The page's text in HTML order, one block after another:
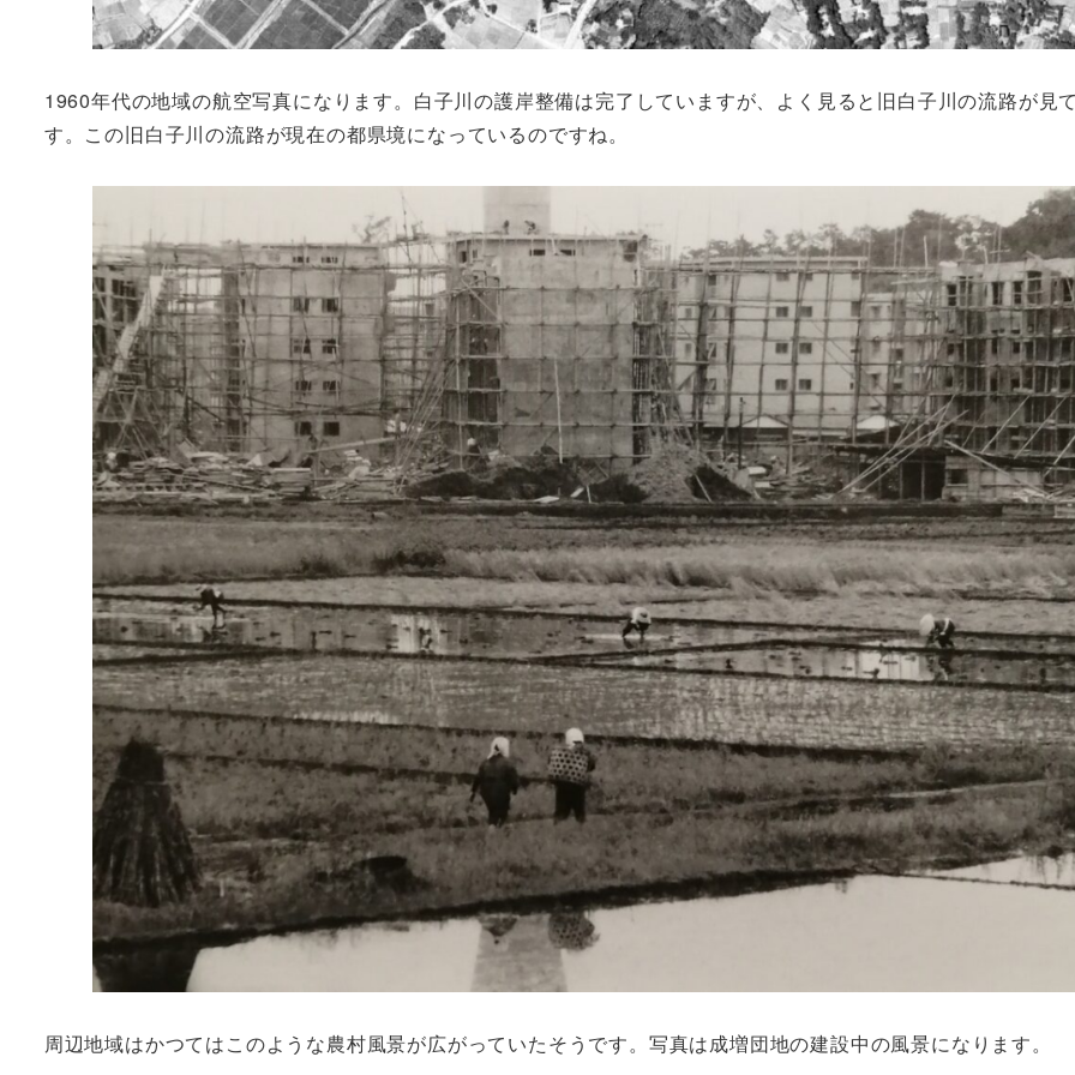
1960年代の地域の航空写真になります。白子川の護岸整備は完了していますが、よく見ると旧白子川の流路が見
す。この旧白子川の流路が現在の都県境になっているのですね。
周辺地域はかつてはこのような農村風景が広がっていたそうです。写真は成増団地の建設中の風景になります。